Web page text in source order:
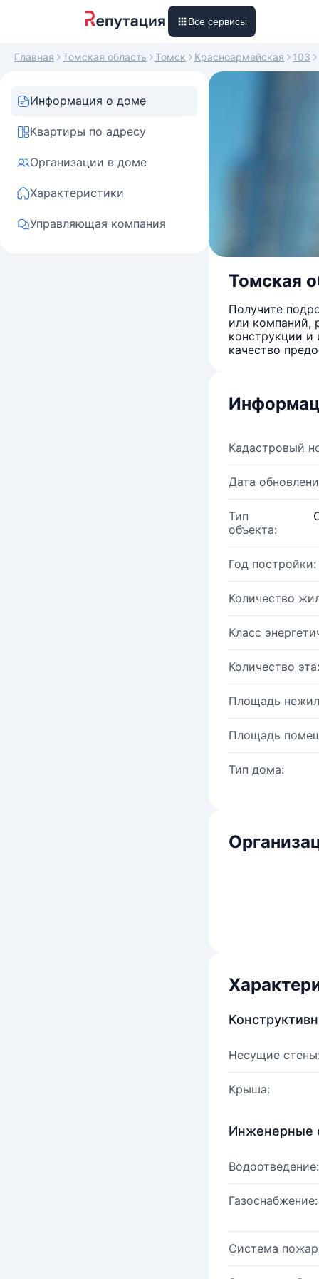
Все сервисы
Главная Томская область Томск Красноармейская 103
Информация о доме
Квартиры по адресу
Организации в доме
Характеристики
Управляющая компания
Томская
Получите
или компаний,
конструкции и
качество
Кадастровый
Дата
Тип
объекта:
Год постройки:
Количество
Класс
Количество
Площадь
Площадь
Тип дома:
Несущие
Крыша:
Инженерные
Водоотведение:
Газоснабжение:
Система